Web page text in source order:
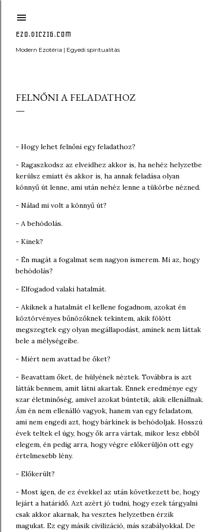
EZO.DICZIG.COM
Modern Ezotéria | Egyedi spiritualitás
FELNŐNI A FELADATHOZ
- Hogy lehet felnőni egy feladathoz?
- Ragaszkodsz az elveidhez akkor is, ha nehéz helyzetbe
kerülsz emiatt és akkor is, ha annak feladása olyan
könnyű út lenne, ami után nehéz lenne a tükörbe nézned.
- Nálad mi volt a könnyű út?
- A behódolás.
- Kinek?
- Én magát a fogalmat sem nagyon ismerem. Mi az, hogy
behódolás?
- Elfogadod valaki hatalmát.
- Akiknek a hatalmát el kellene fogadnom, azokat én
köztörvényes bűnözőknek tekintem, akik fölött
megszegtek egy olyan megállapodást, aminek nem láttak
bele a mélységeibe.
- Miért nem avattad be őket?
- Beavattam őket, de hülyének néztek. Továbbra is azt
látták bennem, amit látni akartak. Ennek eredménye egy
szar életminőség, amivel azokat büntetik, akik ellenállnak.
Ám én nem ellenálló vagyok, hanem van egy feladatom,
ami nem engedi azt, hogy bárkinek is behódoljak. Hosszú
évek teltek el úgy, hogy ők arra vártak, mikor lesz ebből
elegem, én pedig arra, hogy végre előkerüljön ott egy
értelmesebb lény.
- Előkerült?
- Most igen, de ez évekkel az után következett be, hogy
lejárt a határidő. Azt azért jó tudni, hogy ezek tárgyalni
csak akkor akarnak, ha vesztes helyzetben érzik
magukat. Ez egy másik civilizáció, más szabályokkal. De